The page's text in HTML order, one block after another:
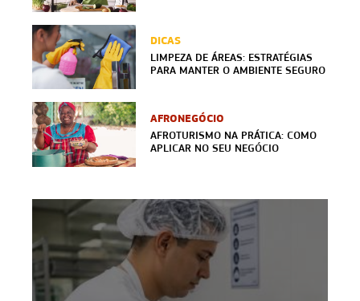
DICAS
LIMPEZA DE ÁREAS: ESTRATÉGIAS
PARA MANTER O AMBIENTE SEGURO
AFRONEGÓCIO
AFROTURISMO NA PRÁTICA: COMO
APLICAR NO SEU NEGÓCIO